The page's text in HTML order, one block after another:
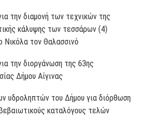
την διαμονή των τεχνικών της
κάλυψης των τεσσάρων (4)
Νικόλα τον Θαλασσινό
την διοργάνωση της 63ης
Δήμου Αίγινας
υδροληπτών του Δήμου για διόρθωση
καταλόγους τελών